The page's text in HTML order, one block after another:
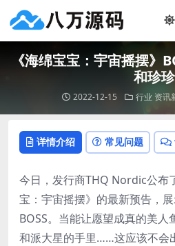
《海绵宝宝：宇宙摇摆》
和珍珍
2022-12-15 行业 资讯
详情介绍 常见问题
今日，发行商THQ Nordic公布
宝：宇宙摇摆》的最新预告，
BOSS。当能让愿望成真的美人
和派大星的手里……这应该不会